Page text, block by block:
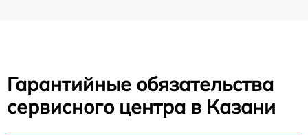
Гарантийные обязательства
сервисного центра в Казани